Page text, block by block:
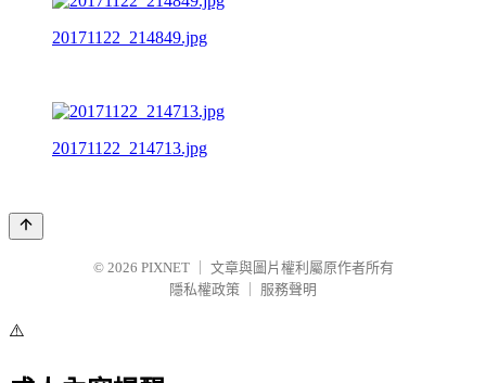
20171122_214849.jpg
20171122_214713.jpg
© 2026 PIXNET
文章與圖片權利屬原作者所有
隱私權政策
服務聲明
⚠️